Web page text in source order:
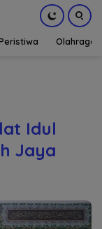
Olahraga
Idul
Jaya